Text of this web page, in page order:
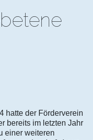
hatte der Förderverein
bereits im letzten Jahr
einer weiteren